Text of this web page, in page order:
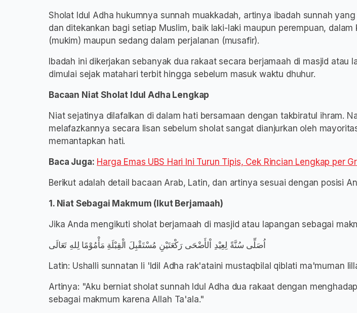
​Sholat Idul Adha hukumnya sunnah muakkadah, artinya ibadah sunnah
dan ditekankan bagi setiap Muslim, baik laki-laki maupun perempuan, dalam
(mukim) maupun sedang dalam perjalanan (musafir).
​Ibadah ini dikerjakan sebanyak dua rakaat secara berjamaah di masjid atau
dimulai sejak matahari terbit hingga sebelum masuk waktu dhuhur.
​Bacaan Niat Sholat Idul Adha Lengkap
​Niat sejatinya dilafalkan di dalam hati bersamaan dengan takbiratul ihram.
melafazkannya secara lisan sebelum sholat sangat dianjurkan oleh
memantapkan hati.
Baca Juga: Harga Emas UBS Hari Ini Turun Tipis, Cek Rincian Lengkap per
​Berikut adalah detail bacaan Arab, Latin, dan artinya sesuai dengan posisi
​1. Niat Sebagai Makmum (Ikut Berjamaah)
​Jika Anda mengikuti sholat berjamaah di masjid atau lapangan sebagai
​اُصَلِّى سُنَّةً لِعِيْدِ اْلأَضْحَى رَكْعَتَيْنِ مُسْتَقْبِلَ الْقِبْلَةِ مَأْمُوْمًا لِلهِ تَعَالَى
​Latin: Ushalli sunnatan li 'Idil Adha rak'ataini mustaqbilal qiblati ma'muman
​Artinya: "Aku berniat sholat sunnah Idul Adha dua rakaat dengan
sebagai makmum karena Allah Ta'ala."